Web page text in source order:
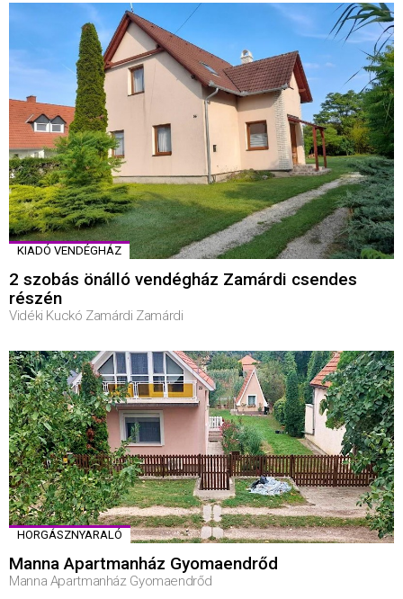
KIADÓ VENDÉGHÁZ
2 szobás önálló vendégház Zamárdi csendes
részén
Vidéki Kuckó Zamárdi Zamárdi
HORGÁSZNYARALÓ
Manna Apartmanház Gyomaendrőd
Manna Apartmanház Gyomaendrőd